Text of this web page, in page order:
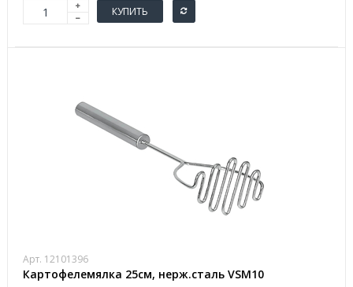
КУПИТЬ
Арт. 12101396
Картофелемялка 25см, нерж.сталь VSM10